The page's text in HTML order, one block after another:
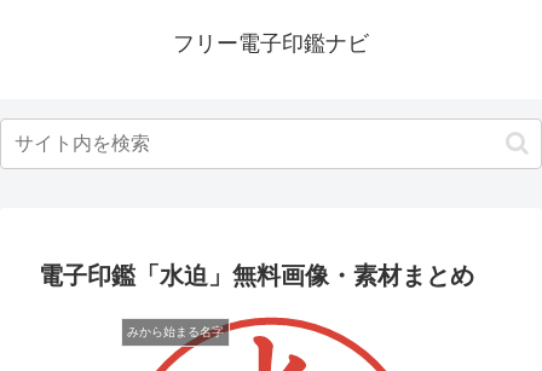
フリー電子印鑑ナビ
電子印鑑「水迫」無料画像・素材まとめ
みから始まる名字